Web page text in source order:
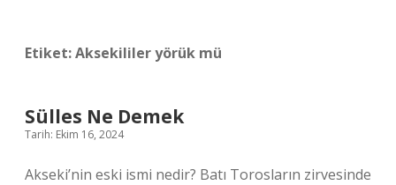
Etiket:Aksekililer yörük mü
Sülles Ne Demek
Tarih: Ekim 16, 2024
Akseki’nin eski ismi nedir? Batı Torosların zirvesinde